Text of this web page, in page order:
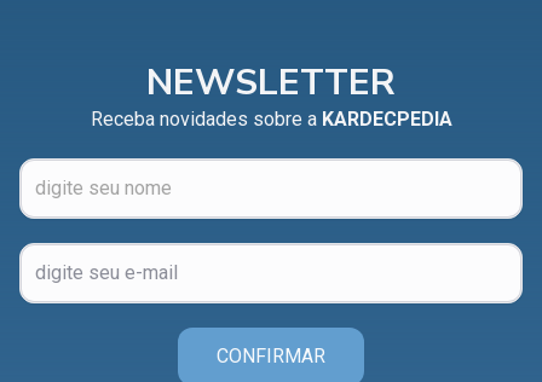
NEWSLETTER
Receba novidades sobre a KARDECPEDIA
CONFIRMAR